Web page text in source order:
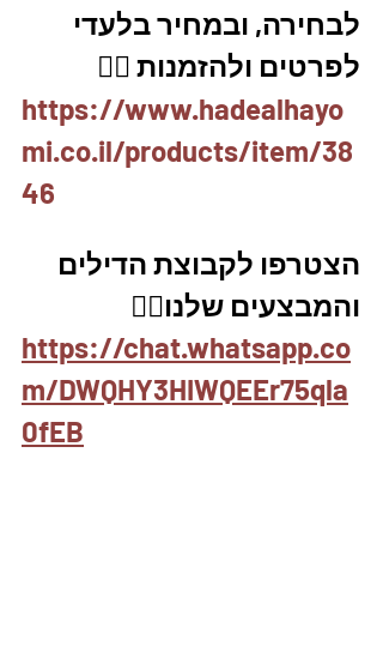
לבחירה, ובמחיר בלעדי
לפרטים ולהזמנות 👇🏼
https://www.hadealhayo
mi.co.il/products/item/38
46
הצטרפו לקבוצת הדילים
והמבצעים שלנו👇🏽
https://chat.whatsapp.co
m/DWQHY3HIWQEEr75qla
0fEB